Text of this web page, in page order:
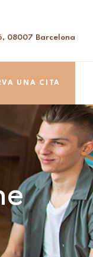
08007 Barcelona
UNA CITA